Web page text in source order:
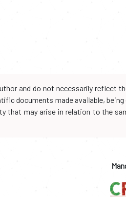
and do not necessarily reflect
documents made available, being
that may arise in relation to the